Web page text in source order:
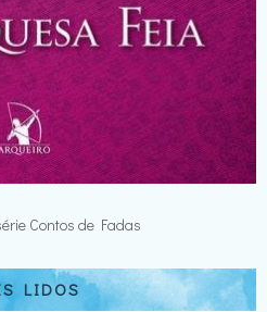
Contos de Fadas
LIDOS